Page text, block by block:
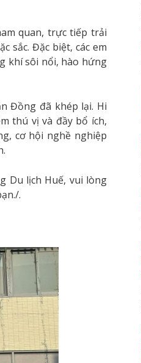
quan, trực tiếp trải
sắc. Đặc biệt, các em
khí sôi nổi, hào hứng
Đồng đã khép lại. Hi
thú vị và đầy bổ ích,
cơ hội nghề nghiệp
Du lịch Huế, vui lòng
.